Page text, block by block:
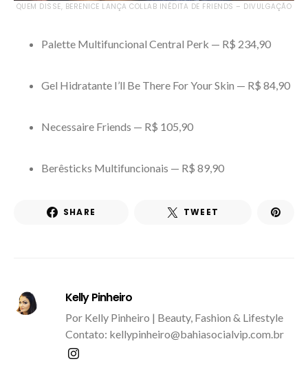
QUEM DISSE, BERENICE LANÇA COLLAB INÉDITA DE FRIENDS – DIVULGAÇÃO
Palette Multifuncional Central Perk — R$ 234,90
Gel Hidratante I’ll Be There For Your Skin — R$ 84,90
Necessaire Friends — R$ 105,90
Berêsticks Multifuncionais — R$ 89,90
SHARE TWEET
Kelly Pinheiro
Por Kelly Pinheiro | Beauty, Fashion & Lifestyle
Contato: kellypinheiro@bahiasocialvip.com.br